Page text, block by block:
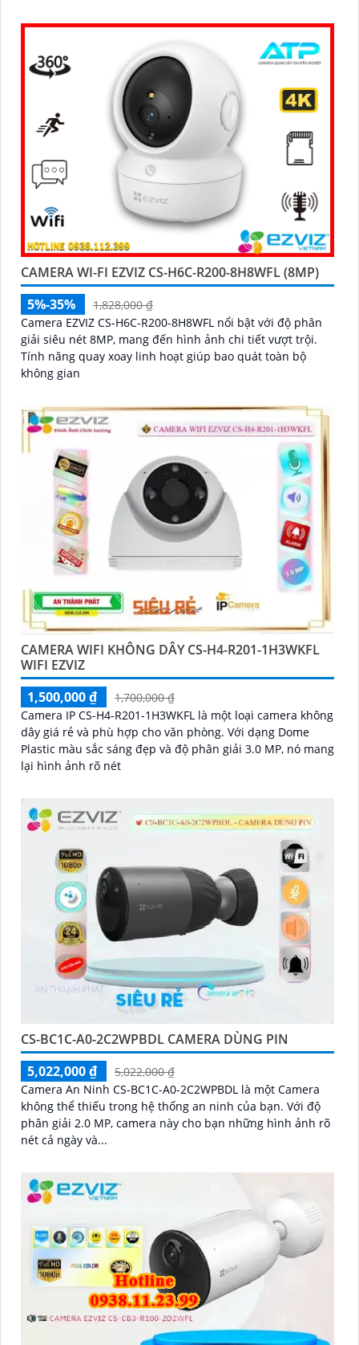
CAMERA WI-FI EZVIZ CS-H6C-R200-8H8WFL (8MP)
5%-35%
1,828,000 ₫
Camera EZVIZ CS-H6C-R200-8H8WFL nổi bật với độ phân
giải siêu nét 8MP, mang đến hình ảnh chi tiết vượt trội.
Tính năng quay xoay linh hoạt giúp bao quát toàn bộ
không gian
CAMERA WIFI KHÔNG DÂY CS-H4-R201-1H3WKFL
WIFI EZVIZ
1,500,000 ₫
1,700,000 ₫
Camera IP CS-H4-R201-1H3WKFL là một loại camera không
dây giá rẻ và phù hợp cho văn phòng. Với dạng Dome
Plastic màu sắc sáng đẹp và độ phân giải 3.0 MP, nó mang
lại hình ảnh rõ nét
CS-BC1C-A0-2C2WPBDL CAMERA DÙNG PIN
5,022,000 ₫
5,022,000 ₫
Camera An Ninh CS-BC1C-A0-2C2WPBDL là một Camera
không thể thiếu trong hệ thống an ninh của bạn. Với độ
phân giải 2.0 MP, camera này cho bạn những hình ảnh rõ
nét cả ngày và...